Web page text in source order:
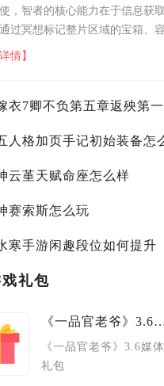
，智者的核心能力在于信息获
过冥想标记整片区域的宝箱、
，同时显化周边异象怪物的轮廓
情】
人格加页手记初始装备怎
云堇天赋命座怎么样
赛索斯怎么玩
寒手游闲趣段位如何提升
礼包
《一品官老爷》3.6
《一品官老爷》3.6媒体
礼包